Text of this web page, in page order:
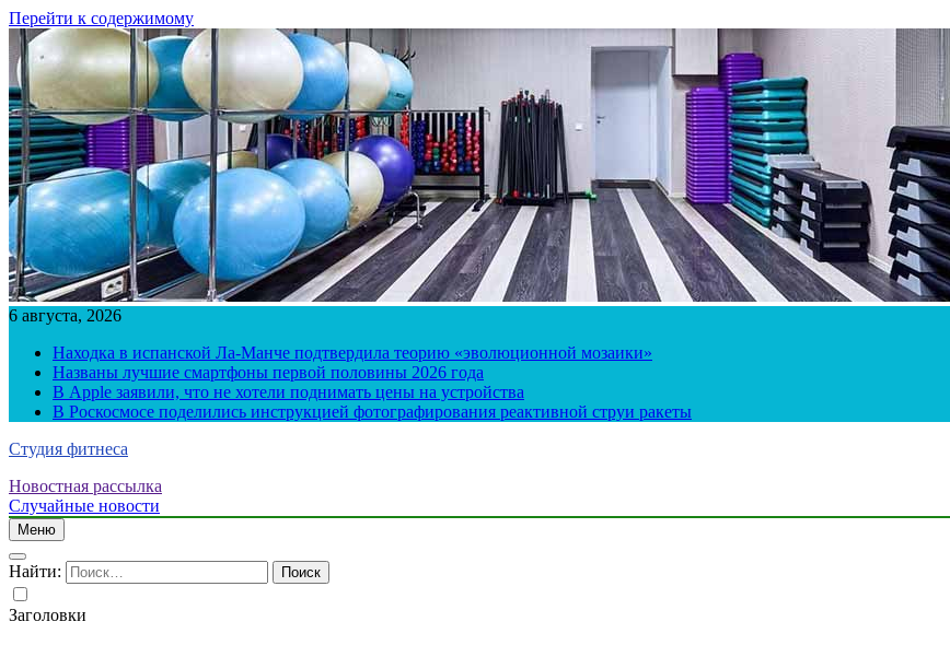
Перейти к содержимому
6 августа, 2026
Находка в испанской Ла-Манче подтвердила теорию «эволюционной мозаики»
Названы лучшие смартфоны первой половины 2026 года
В Apple заявили, что не хотели поднимать цены на устройства
В Роскосмосе поделились инструкцией фотографирования реактивной струи ракеты
Студия фитнеса
Новостная рассылка
Случайные новости
Меню
Найти:
Заголовки